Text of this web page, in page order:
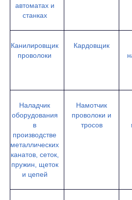
автоматах и
станках
Канилировщик
проволоки
Кардовщик
Наладчик
оборудования
в
производстве
металлических
канатов, сеток,
пружин, щеток
и цепей
Намотчик
проволоки и
тросов